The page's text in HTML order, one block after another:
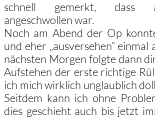
schnell gemerkt, dass
angeschwollen war.
Noch am Abend der Op
und eher „ausversehen“ einmal
nächsten Morgen folgte dann
Aufstehen der erste richtige
ich mich wirklich unglaublich
Seitdem kann ich ohne
dies geschieht auch bis jetzt